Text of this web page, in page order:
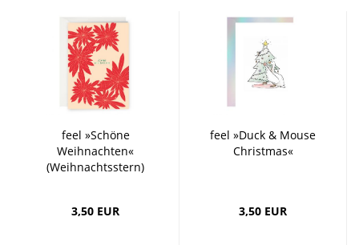
feel »Schöne
Weihnachten«
(Weihnachtsstern)
3,50 EUR
feel »Duck & Mouse
Christmas«
3,50 EUR